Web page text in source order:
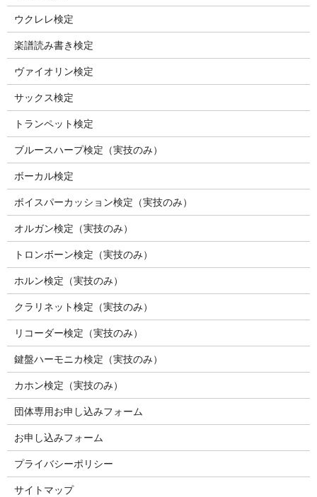
ウクレレ検定
楽譜読み書き検定
ヴァイオリン検定
サックス検定
トランペット検定
ブルースハープ検定（実技のみ）
ボーカル検定
ボイスパーカッション検定（実技のみ）
オルガン検定（実技のみ）
トロンボーン検定（実技のみ）
ホルン検定（実技のみ）
クラリネット検定（実技のみ）
リコーダー検定（実技のみ）
鍵盤ハーモニカ検定（実技のみ）
カホン検定（実技のみ）
団体専用お申し込みフォーム
お申し込みフォーム
プライバシーポリシー
サイトマップ